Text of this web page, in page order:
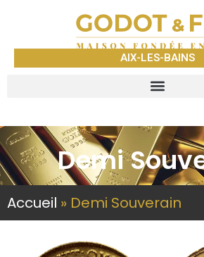
AIX-LES-BAINS
Demi
Accueil » Demi Souverain